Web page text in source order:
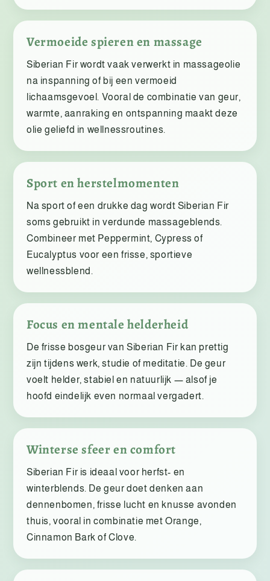
Vermoeide spieren en massage
Siberian Fir wordt vaak verwerkt in massageolie
na inspanning of bij een vermoeid
lichaamsgevoel. Vooral de combinatie van geur,
warmte, aanraking en ontspanning maakt deze
olie geliefd in wellnessroutines.
Sport en herstelmomenten
Na sport of een drukke dag wordt Siberian Fir
soms gebruikt in verdunde massageblends.
Combineer met Peppermint, Cypress of
Eucalyptus voor een frisse, sportieve
wellnessblend.
Focus en mentale helderheid
De frisse bosgeur van Siberian Fir kan prettig
zijn tijdens werk, studie of meditatie. De geur
voelt helder, stabiel en natuurlijk — alsof je
hoofd eindelijk even normaal vergadert.
Winterse sfeer en comfort
Siberian Fir is ideaal voor herfst- en
winterblends. De geur doet denken aan
dennenbomen, frisse lucht en knusse avonden
thuis, vooral in combinatie met Orange,
Cinnamon Bark of Clove.